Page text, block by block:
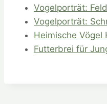
Vogelporträt:
Vogelporträt:
Heimische Vögel
Futterbrei für